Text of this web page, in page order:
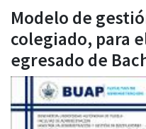
Modelo de
colegiado, para
egresado de